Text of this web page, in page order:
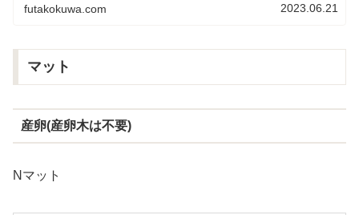
futakokuwa.com 2023.06.21
マット
産卵(産卵木は不要)
Nマット